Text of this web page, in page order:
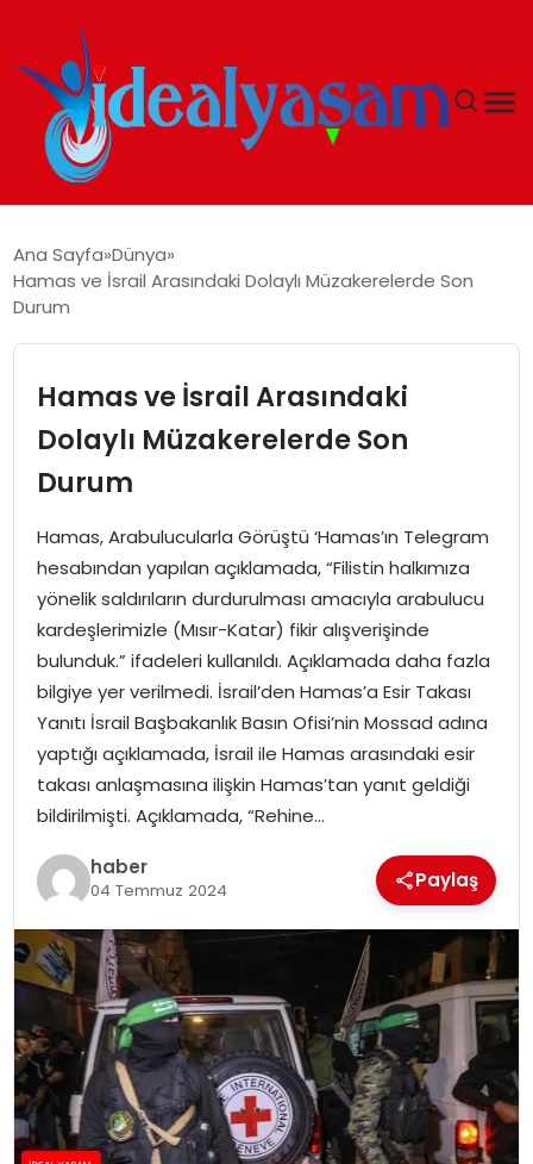
İDEAL SPOR
YAŞAM
MAGAZIN
SAĞLIK
SOSYAL HABER
Ana Sayfa Dünya
Hamas ve İsrail Arasındaki Dolaylı Müzakerelerde Son
Durum
Hamas ve İsrail Arasındaki
Dolaylı Müzakerelerde Son
Durum
Hamas, Arabulucularla Görüştü ‘Hamas’ın Telegram
hesabından yapılan açıklamada, “Filistin halkımıza
yönelik saldırıların durdurulması amacıyla arabulucu
kardeşlerimizle (Mısır-Katar) fikir alışverişinde
bulunduk.” ifadeleri kullanıldı. Açıklamada daha fazla
bilgiye yer verilmedi. İsrail’den Hamas’a Esir Takası
Yanıtı İsrail Başbakanlık Basın Ofisi’nin Mossad adına
yaptığı açıklamada, İsrail ile Hamas arasındaki esir
takası anlaşmasına ilişkin Hamas’tan yanıt geldiği
bildirilmişti. Açıklamada, “Rehine…
haber
04 Temmuz 2024 Paylaş